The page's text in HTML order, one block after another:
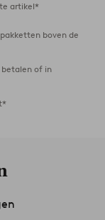
artikel*
boven de
of in